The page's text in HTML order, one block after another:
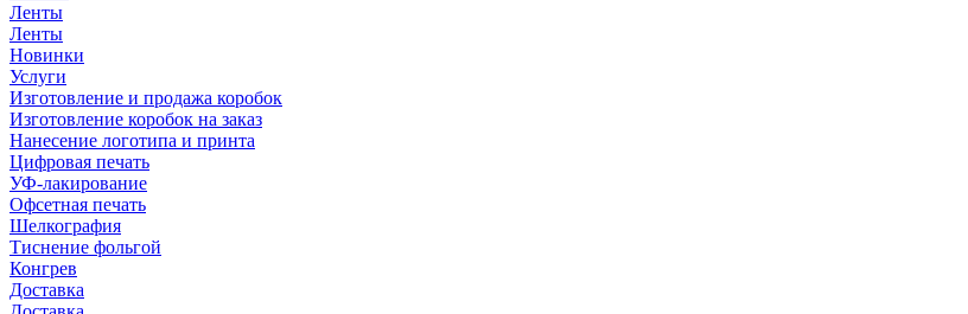
Ленты
Ленты
Новинки
Услуги
Изготовление и продажа коробок
Изготовление коробок на заказ
Нанесение логотипа и принта
Цифровая печать
УФ-лакирование
Офсетная печать
Шелкография
Тиснение фольгой
Конгрев
Доставка